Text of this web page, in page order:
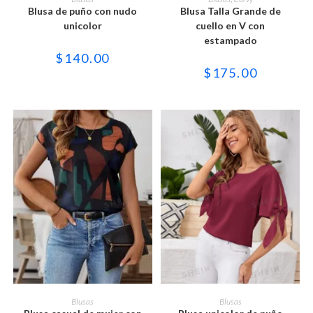
tiene
múltiples
variantes.
se
pueden
de
producto
Blusa de puño con nudo
unicolor
$ 140.00
tiene
múltiples
variantes.
opciones
elegir
de
producto
Blusa Talla Grande de
cuello en V con
estampado
$ 175.00
SELECCIONAR OPCIONES
Este
tiene
Blusas SELECCIONAR OPCIONES
Este
tiene
Blusas